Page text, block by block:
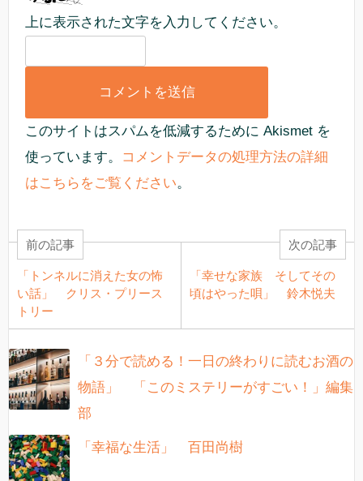
上に表示された文字を入力してください。
このサイトはスパムを低減するために Akismet を
使っています。
コメントデータの処理方法の詳細
はこちらをご覧ください。
前の記事
「トンネルに消えた女の怖
い話」 クリス・プリース
トリー
次の記事
「幸せな家族 そしてその
頃はやった唄」 鈴木悦夫
「３分で読める！一日の終わりに読むお酒の
物語」 「このミステリーがすごい！」編集
部
「幸福な生活」 百田尚樹